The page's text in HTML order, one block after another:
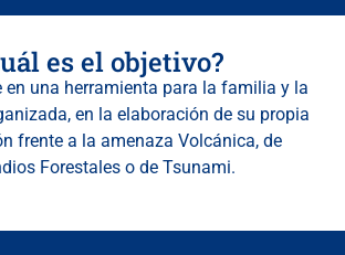
es el objetivo?
en una herramienta para la familia y la
en la elaboración de su propia
frente a la amenaza Volcánica, de
Forestales o de Tsunami.